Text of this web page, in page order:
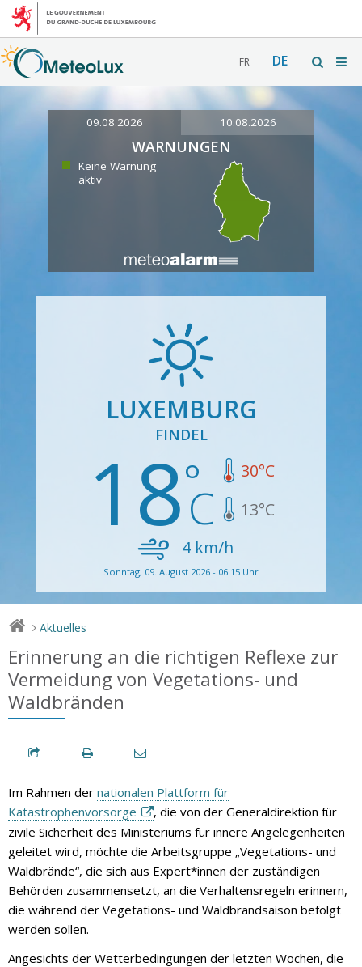
FR DE
09.08.2026 10.08.2026
WARNUNGEN
Keine Warnung
aktiv
LUXEMBURG
FINDEL
18 30°C
13°C
4 km/h
Sonntag, 09. August 2026 - 06:15 Uhr
> Aktuelles
Erinnerung an die richtigen Reflexe zur
Vermeidung von Vegetations- und
Waldbränden
Im Rahmen der nationalen Plattform für
Katastrophenvorsorge
, die von der Generaldirektion für
zivile Sicherheit des Ministeriums für innere Angelegenheiten
geleitet wird, möchte die Arbeitsgruppe „Vegetations- und
Waldbrände“, die sich aus Expert*innen der zuständigen
Behörden zusammensetzt, an die Verhaltensregeln erinnern,
die während der Vegetations- und Waldbrandsaison befolgt
werden sollen.
Angesichts der Wetterbedingungen der letzten Wochen, die